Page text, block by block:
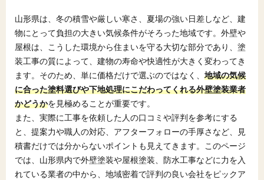
山形県は、冬の積雪や厳しい寒さ、夏場の強い日差しなど、建
物にとって負担の大きい気候条件がそろった地域です。外壁や
屋根は、こうした環境から住まいを守る大切な部分であり、塗
装工事の質によって、建物の寿命や快適性が大きく変わってき
ます。そのため、単に価格だけで選ぶのではなく、 地域の気候
に合った塗料選びや下地処理にこだわってくれる外壁塗装業者
かどうかを見極めることが重要です。
また、実際に工事を依頼した人の口コミや評判を参考にする
と、提案力や職人の対応、アフターフォローの手厚さなど、見
積書だけでは分からないポイントも見えてきます。このページ
では、山形県内で外壁塗装や屋根塗装、防水工事などに力を入
れている業者の中から、地域密着で評判の良い会社をピックア